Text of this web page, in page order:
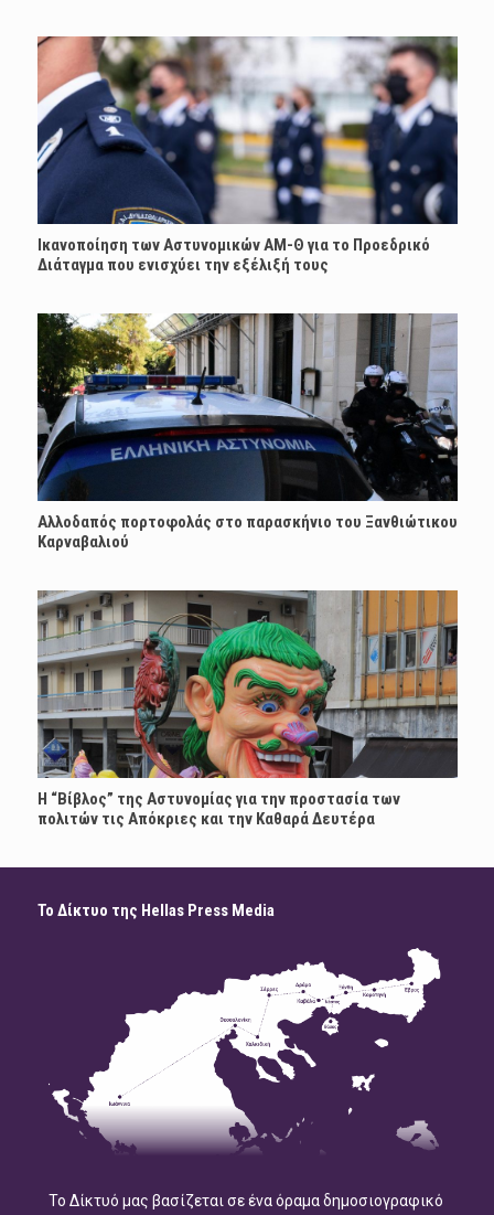
Ικανοποίηση των Αστυνομικών ΑΜ-Θ για το Προεδρικό
Διάταγμα που ενισχύει την εξέλιξή τους
Αλλοδαπός πορτοφολάς στο παρασκήνιο του Ξανθιώτικου
Καρναβαλιού
Η “Βίβλος” της Αστυνομίας για την προστασία των
πολιτών τις Απόκριες και την Καθαρά Δευτέρα
Το Δίκτυο της Hellas Press Media
Το Δίκτυό μας βασίζεται σε ένα όραμα δημοσιογραφικό